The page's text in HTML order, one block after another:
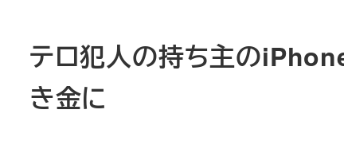
テロ犯人の持ち主の
き金に